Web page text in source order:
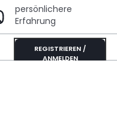
persönlichere
Erfahrung
REGISTRIEREN /
ANMELDEN